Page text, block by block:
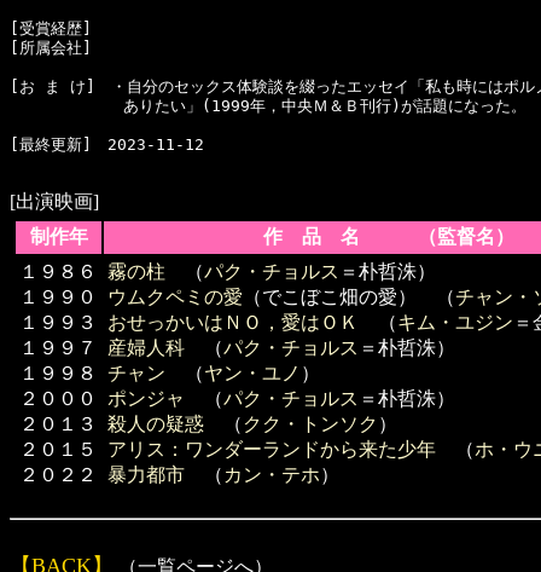
[受賞経歴]
[所属会社]
[お ま け]　・自分のセックス体験談を綴ったエッセイ「私も時にはポル
  　　　　　　ありたい」(1999年，中央Ｍ＆Ｂ刊行)が話題になった。
[最終更新]　2023-11-12
[出演映画]
制作年
作 品 名 （監督名）
１９８６
１９９０
１９９３
１９９７
１９９８
２０００
２０１３
２０１５
２０２２
霧の柱 （パク・チョルス ＝朴哲洙）
ウムクペミの愛 （でこぼこ畑の愛） （チャン・
おせっかいはＮＯ，愛はＯＫ
（キム・ユジン ＝
産婦人科 （パク・チョルス ＝朴哲洙）
チャン （ヤン・ユノ ）
ポンジャ
（パク・チョルス ＝朴哲洙）
殺人の疑惑 （ クク・トンソク ）
アリス：ワンダーランドから来た少年 （ホ・ウ
暴力都市 （ カン・テホ）
【BACK】 （一覧ページへ）